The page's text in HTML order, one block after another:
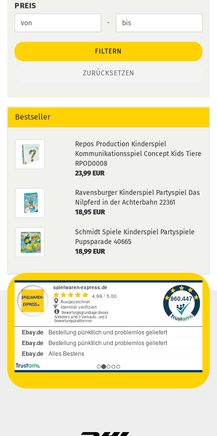
PREIS
PREIS
Preis bis -
FILTERN
ZURÜCKSETZEN
Bestseller
Repos Production Kinderspiel
Kommunikationsspiel Concept Kids Tiere
RPOD0008
23,99 EUR
Ravensburger Kinderspiel Partyspiel Das
Nilpferd in der Achterbahn 22361
18,95 EUR
Schmidt Spiele Kinderspiel Partyspiele
Pupsparade 40665
18,99 EUR